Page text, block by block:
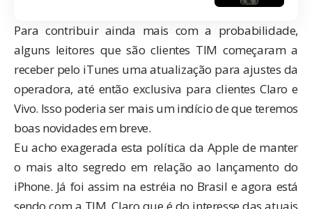
Para contribuir ainda mais com a probabilidade,
alguns leitores que são clientes TIM começaram a
receber pelo iTunes umaatualização para ajustes da
operadora, até então exclusiva para clientes Claro e
Vivo. Isso poderia ser mais um indício de que teremos
boas novidades em breve.
Eu acho exagerada esta política da Apple de manter
o mais alto segredo em relação ao lançamento do
iPhone. Já foi assim na estréia no Brasil e agora está
sendo com a TIM. Claro que é do interesse das atuais